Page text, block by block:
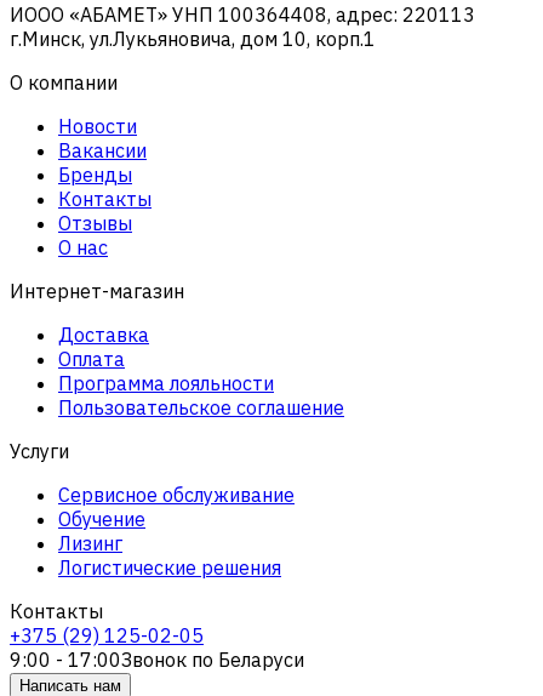
ИООО «АБАМЕТ» УНП 100364408, адрес: 220113
г.Минск, ул.Лукьяновича, дом 10, корп.1
О компании
Новости
Вакансии
Бренды
Контакты
Отзывы
О нас
Интернет-магазин
Доставка
Оплата
Программа лояльности
Пользовательское соглашение
Услуги
Сервисное обслуживание
Обучение
Лизинг
Логистические решения
Контакты
+375 (29) 125-02-05
9:00 - 17:00Звонок по Беларуси
Написать нам